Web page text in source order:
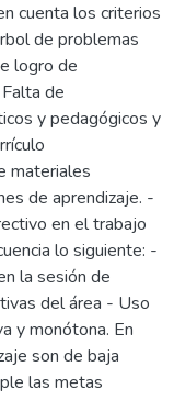
cuenta los criterios
de problemas
logro de
de
y pedagógicos y
materiales
de aprendizaje. -
en el trabajo
lo siguiente: -
la sesión de
del área - Uso
y monótona. En
son de baja
las metas